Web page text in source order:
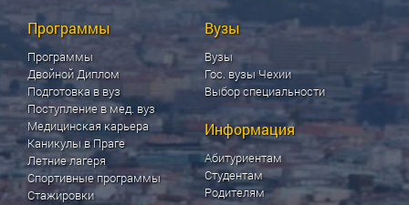
Программы
Программы
Двойной Диплом
Подготовка в вуз
Поступление в мед. вуз
Медицинская карьера
Каникулы в Праге
Летние лагеря
Спортивные программы
Стажировки
Вузы
Вузы
Гос. вузы Чехии
Выбор специальности
Информация
Абитуриентам
Студентам
Родителям